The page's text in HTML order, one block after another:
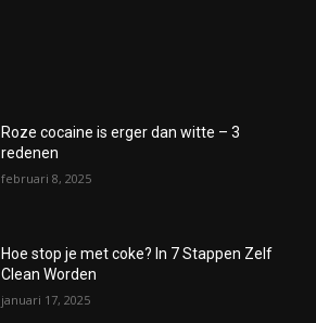
Roze cocaine is erger dan witte – 3
redenen
februari 8, 2025
Hoe stop je met coke? In 7 Stappen Zelf
Clean Worden
januari 17, 2025